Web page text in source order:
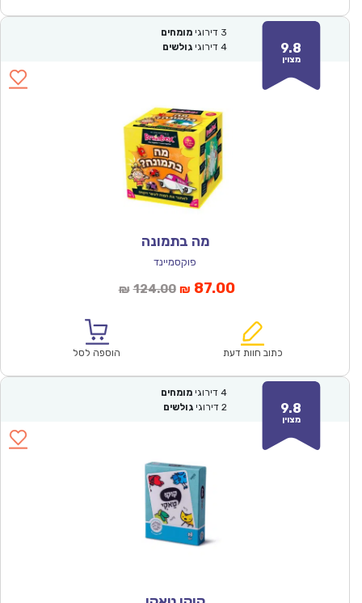
9.8
מצוין
3 דירוגי מומחים
4 דירוגי גולשים
מה בתמונה
פוקסמיינד
₪ 124.00המחיר
₪124.00.
₪ 87.00המחיר
הוא:
כתוב חוות דעת הוספה לסל
9.8
מצוין
4 דירוגי מומחים
2 דירוגי גולשים